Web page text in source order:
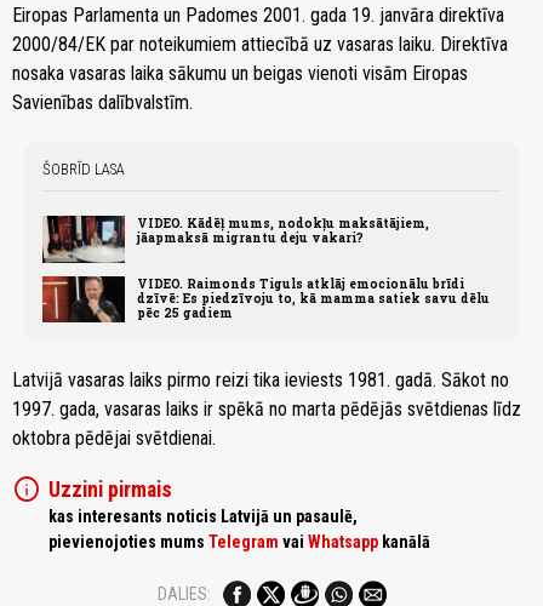
Eiropas Parlamenta un Padomes 2001. gada 19. janvāra direktīva
2000/84/EK par noteikumiem attiecībā uz vasaras laiku. Direktīva
nosaka vasaras laika sākumu un beigas vienoti visām Eiropas
Savienības dalībvalstīm.
ŠOBRĪD LASA
VIDEO. Kādēļ mums, nodokļu maksātājiem,
jāapmaksā migrantu deju vakari?
VIDEO. Raimonds Tiguls atklāj emocionālu brīdi
dzīvē: Es piedzīvoju to, kā mamma satiek savu dēlu
pēc 25 gadiem
Latvijā vasaras laiks pirmo reizi tika ieviests 1981. gadā. Sākot no
1997. gada, vasaras laiks ir spēkā no marta pēdējās svētdienas līdz
oktobra pēdējai svētdienai.
info Uzzini pirmais
kas interesants noticis Latvijā un pasaulē,
pievienojoties mums Telegram vai Whatsapp kanālā
DALIES: